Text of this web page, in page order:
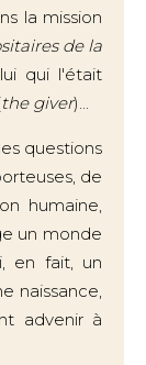
la mission
de la
qui l'était
the giver)...
questions
de
humaine,
un monde
en fait, un
naissance,
advenir à